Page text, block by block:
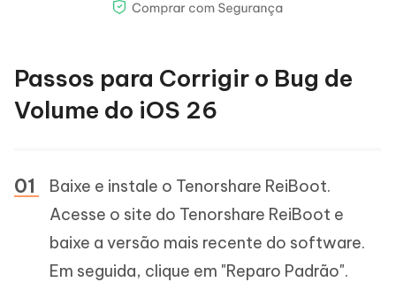
Passos para Corrigir o Bug de
Volume do iOS 26
Baixe e instale o Tenorshare ReiBoot.
Acesse o site do Tenorshare ReiBoot e
baixe a versão mais recente do software.
Em seguida, clique em "Reparo Padrão".